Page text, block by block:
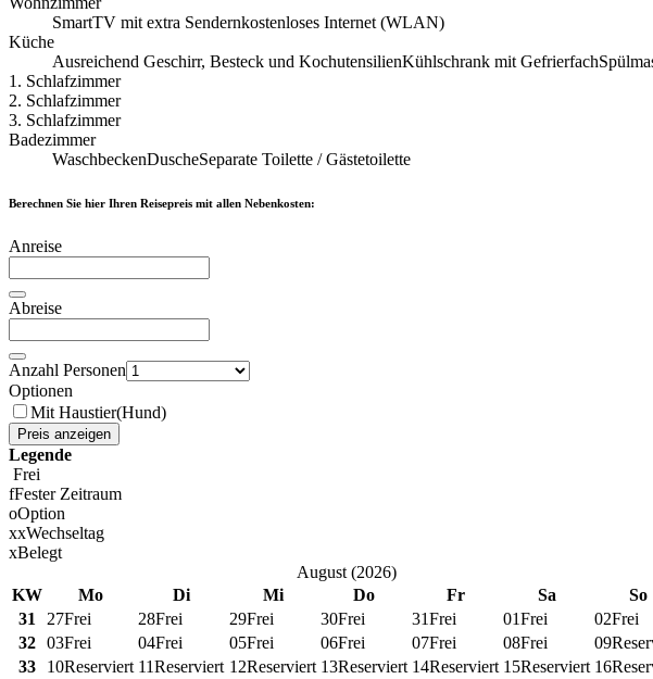
SmartTV mit extra Sendernkostenloses Internet (WLAN)
Küche
Ausreichend Geschirr, Besteck und KochutensilienKühlschrank mit Gefrierfach
1. Schlafzimmer
2. Schlafzimmer
3. Schlafzimmer
Badezimmer
WaschbeckenDuscheSeparate Toilette / Gästetoilette
Berechnen Sie hier Ihren Reisepreis mit allen Nebenkosten:
Anreise
Abreise
Anzahl Personen
Optionen
Mit Haustier(Hund)
Preis anzeigen
Legende
Frei
fFester Zeitraum
oOption
xxWechseltag
xBelegt
August (2026)
KW
Mo Di Mi Do Fr Sa
So
31
27Frei 28Frei 29Frei 30Frei 31Frei 01Frei 02Frei
32 03Frei 04Frei 05Frei 06Frei 07Frei 08Frei 09
33
10Reserviert 11Reserviert 12Reserviert 13Reserviert 14Reserviert 15Reserviert 16